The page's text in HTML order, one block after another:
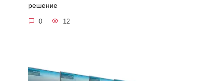
решение
0 12